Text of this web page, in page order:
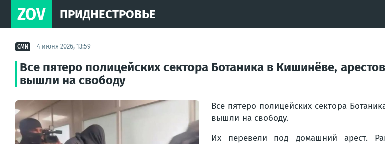
ZOV ПРИДНЕСТРОВЬЕ
СМИ 4 июня 2026, 13:59
Все пятеро полицейских сектора Ботаника в Кишинёве,
вышли на свободу
Все пятеро полицейских сектора
вышли на свободу.
Их перевели под домашний арест.